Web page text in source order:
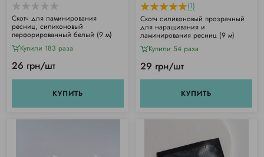
Скотч для ламинирования
ресниц, силиконовый
перфорированный белый (9 м)
Купили 183 раза
26 грн/шт
КУПИТЬ
(1)
Скотч силиконовый прозрачный
для наращивания и
ламинирования ресниц (9 м)
Купили 54 раза
29 грн/шт
КУПИТЬ